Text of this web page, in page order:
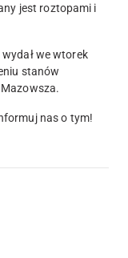
jest roztopami i
we wtorek
stanów
nas o tym!